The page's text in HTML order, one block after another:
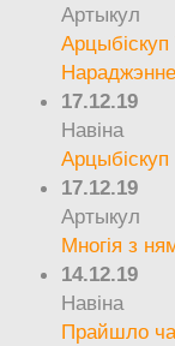
Артыкул
17.12.19
Навіна
Арцыбіскуп
17.12.19
Артыкул
Многія з
14.12.19
Навіна
Прайшло